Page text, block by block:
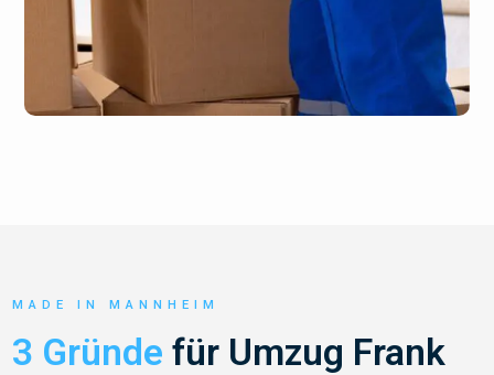
MADE IN MANNHEIM
3 Gründe für Umzug Frank